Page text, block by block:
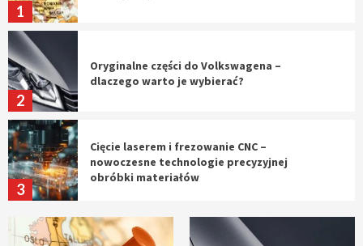
1
2
Oryginalne części do Volkswagena –
dlaczego warto je wybierać?
3
Cięcie laserem i frezowanie CNC –
nowoczesne technologie precyzyjnej
obróbki materiałów